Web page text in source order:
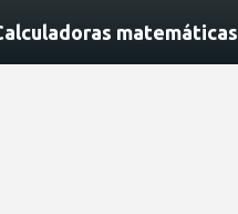
matemáticas